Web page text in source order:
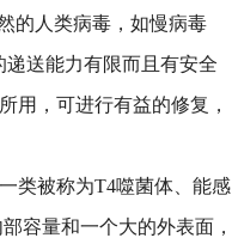
的人类病毒，如慢病毒
送能力有限而且有安全
用，可进行有益的修复，
类被称为T4噬菌体、能感
容量和一个大的外表面，